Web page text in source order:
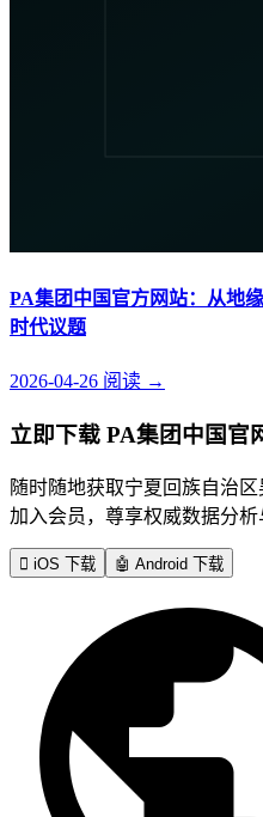
PA集团中国官方网站：从地
时代议题
2026-04-26 阅读 →
立即下载 PA集团中国官
随时随地获取宁夏回族自治
加入会员，尊享权威数据分析
 iOS 下载 🤖 Android 下载